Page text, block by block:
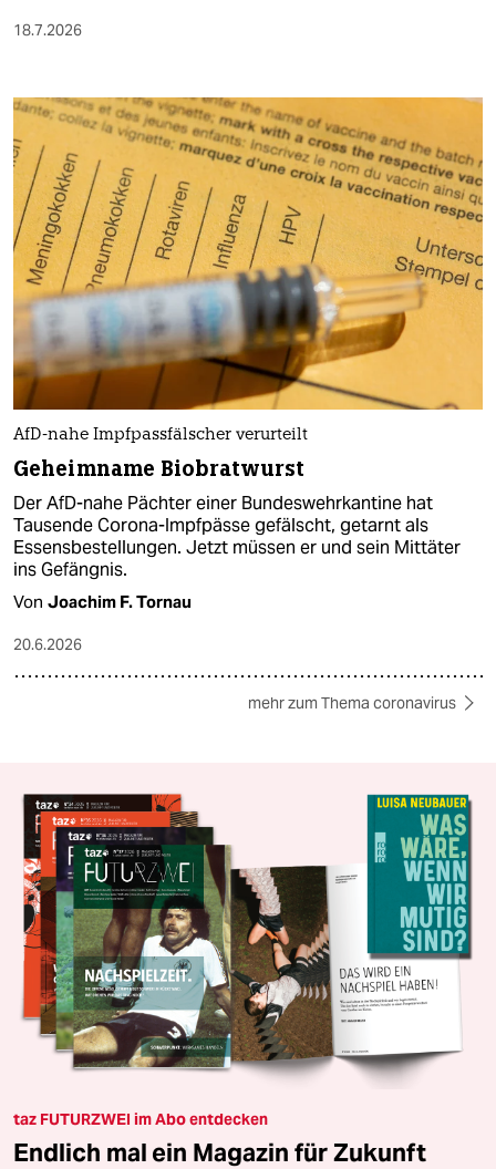
18.7.2026
AfD-nahe Impfpassfälscher verurteilt
Geheimname Biobratwurst
Der AfD-nahe Pächter einer Bundeswehrkantine hat
Tausende Corona-Impfpässe gefälscht, getarnt als
Essensbestellungen. Jetzt müssen er und sein Mittäter
ins Gefängnis.
Von Joachim F. Tornau
20.6.2026
mehr zum Thema coronavirus
taz FUTURZWEI im Abo entdecken
Endlich mal ein Magazin für Zukunft